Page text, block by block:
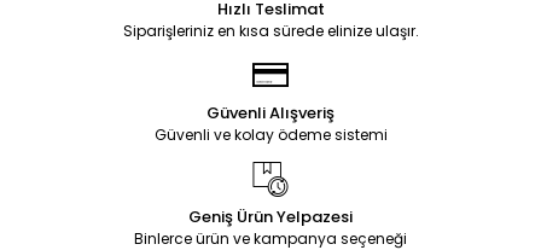
Hızlı Teslimat
Siparişleriniz en kısa sürede elinize ulaşır.
Güvenli Alışveriş
Güvenli ve kolay ödeme sistemi
Geniş Ürün Yelpazesi
Binlerce ürün ve kampanya seçeneği